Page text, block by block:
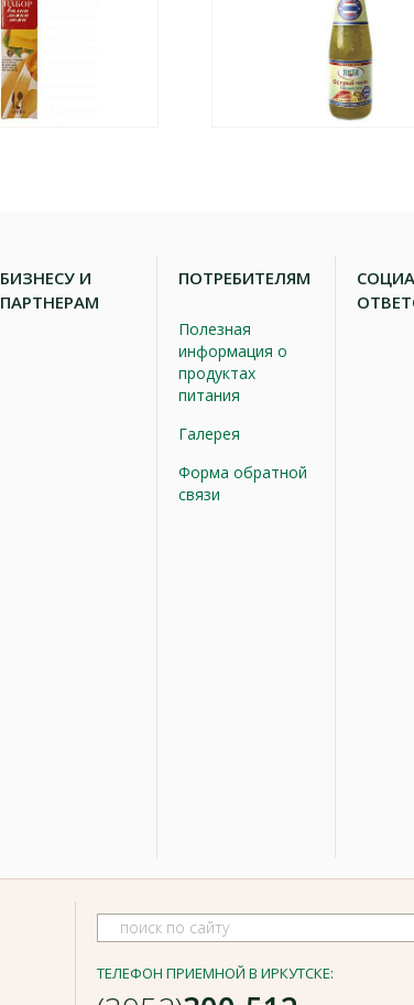
БИЗНЕСУ И
ПАРТНЕРАМ
ПОТРЕБИТЕЛЯМ
Полезная
информация о
продуктах
питания
Галерея
Форма обратной
связи
ТЕЛЕФОН ПРИЕМНОЙ В ИРКУТСКЕ: